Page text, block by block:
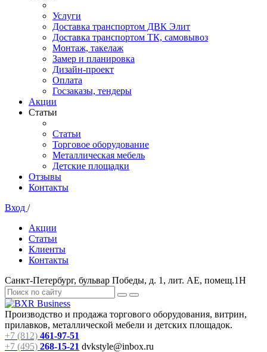
Услуги
Доставка транспортом ДВК Элит
Доставка транспортом ТК, самовывоз
Монтаж, такелаж
Замер и планировка
Дизайн-проект
Оплата
Госзаказы, тендеры
Акции
Статьи
Статьи
Торговое оборудование
Металлическая мебель
Детские площадки
Отзывы
Контакты
Вход /
Акции
Статьи
Клиенты
Контакты
Санкт-Петербург, бульвар Победы, д. 1, лит. АЕ, помещ.1Н
Производство и продажа торгового оборудования, витрин,
прилавков, металлической мебели и детских площадок.
+7 (812) 461-97-51
+7 (495) 268-15-21 dvkstyle@inbox.ru